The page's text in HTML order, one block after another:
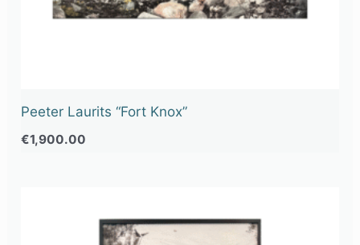
Peeter Laurits “Fort Knox”
€1,900.00